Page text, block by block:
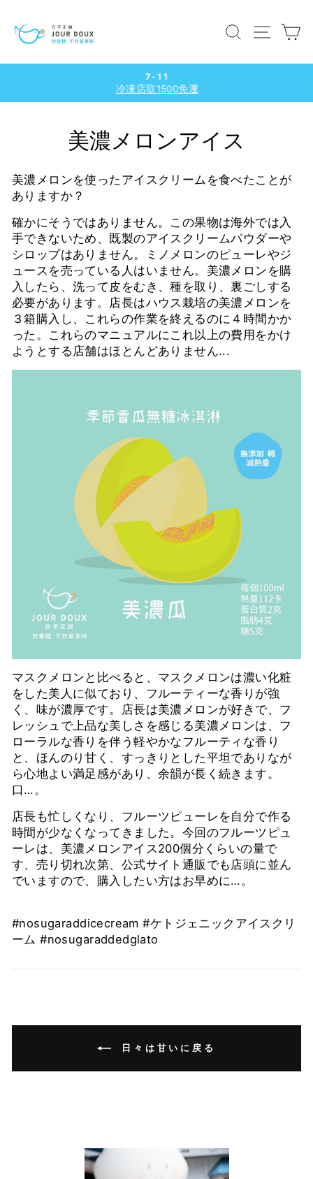
ス
検索 サイ
ス
ド
ョ
ー
一
時
停
止
す
る
7-11
冷凍店取1500免運
美濃メロンアイス
美濃メロンを使ったアイスクリームを食べたことが
ありますか？
確かにそうではありません。この果物は海外では入
手できないため、既製のアイスクリームパウダーや
シロップはありません。ミノメロンのピューレやジ
ュースを売っている人はいません。美濃メロンを購
入したら、洗って皮をむき、種を取り、裏ごしする
必要があります。店長はハウス栽培の美濃メロンを
３箱購入し、これらの作業を終えるのに４時間かか
った。これらのマニュアルにこれ以上の費用をかけ
ようとする店舗はほとんどありません...
マスクメロンと比べると、マスクメロンは濃い化粧
をした美人に似ており、フルーティーな香りが強
く、味が濃厚です。店長は美濃メロンが好きで、フ
レッシュで上品な美しさを感じる美濃メロンは、フ
ローラルな香りを伴う軽やかなフルーティな香り
と、ほんのり甘く、すっきりとした平坦でありなが
ら心地よい満足感があり、余韻が長く続きます。
口…。
店長も忙しくなり、フルーツピューレを自分で作る
時間が少なくなってきました。今回のフルーツピュ
ーレは、美濃メロンアイス200個分くらいの量で
す、売り切れ次第、公式サイト通販でも店頭に並ん
でいますので、購入したい方はお早めに…。
#nosugaraddicecream #ケトジェニックアイスクリ
ーム #nosugaraddedglato
日々は甘いに戻る